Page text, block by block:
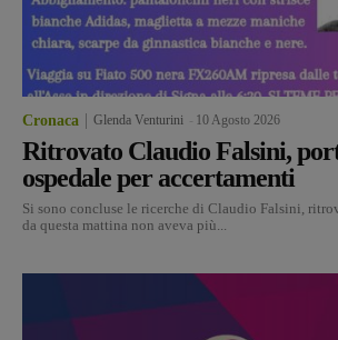
Cronaca Glenda Venturini 10 Agosto 2026
Ritrovato Claudio Falsini,
ospedale per accertamenti
Si sono concluse le ricerche di Claudio Falsini,
da questa mattina non aveva più...